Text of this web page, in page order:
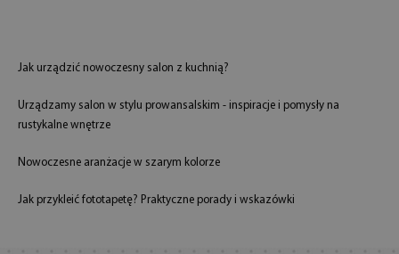
Jak urządzić nowoczesny salon z kuchnią?
Urządzamy salon w stylu prowansalskim - inspiracje i pomysły na
rustykalne wnętrze
Nowoczesne aranżacje w szarym kolorze
Jak przykleić fototapetę? Praktyczne porady i wskazówki